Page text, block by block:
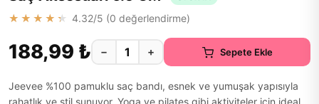
★★★★★ 4.32/5 (0 değerlendirme)
188,99 ₺ − + Sepete Ekle
Jeevee %100 pamuklu saç bandı, esnek ve yumuşak yapısıyla
rahatlık ve stil sunuyor. Yoga ve pilates gibi aktiviteler için ideal.